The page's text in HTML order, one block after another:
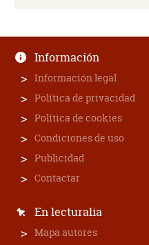
Información
Información legal
Política de privacidad
Política de cookies
Condiciones de uso
Publicidad
Contactar
En lecturalia
Mapa autores